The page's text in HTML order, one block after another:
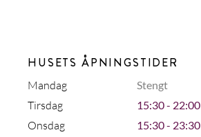
HUSETS ÅPNINGSTIDER
Mandag Stengt
Tirsdag 15:30 - 22:00
Onsdag 15:30 - 23:30